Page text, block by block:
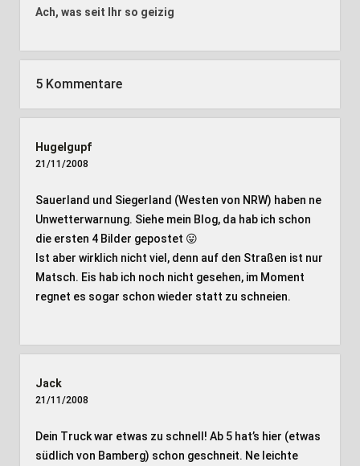
Ach, was seit Ihr so geizig
5 Kommentare
Hugelgupf
21/11/2008
Sauerland und Siegerland (Westen von NRW) haben ne
Unwetterwarnung. Siehe mein Blog, da hab ich schon
die ersten 4 Bilder gepostet 😛
Ist aber wirklich nicht viel, denn auf den Straßen ist nur
Matsch. Eis hab ich noch nicht gesehen, im Moment
regnet es sogar schon wieder statt zu schneien.
Jack
21/11/2008
Dein Truck war etwas zu schnell! Ab 5 hat’s hier (etwas
südlich von Bamberg) schon geschneit. Ne leichte